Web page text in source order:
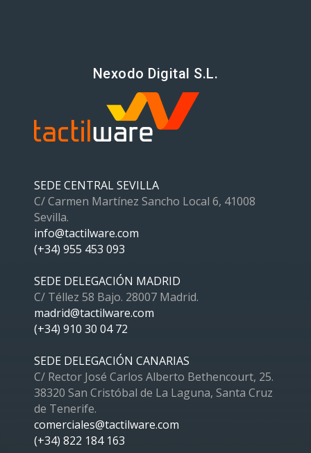
Nexodo Digital S.L.
SEDE CENTRAL SEVILLA
C/ Carmen Martínez Sancho Local 6, 41008
Sevilla.
info@tactilware.com
(+34) 955 453 093
SEDE DELEGACIÓN MADRID
C/ Téllez 58 Bajo. 28007 Madrid.
madrid@tactilware.com
(+34) 910 30 04 72
SEDE DELEGACIÓN CANARIAS
C/ Rector José Carlos Alberto Bethencourt, 25.
38320 San Cristóbal de La Laguna, Santa Cruz
de Tenerife.
comerciales@tactilware.com
(+34) 822 184 163